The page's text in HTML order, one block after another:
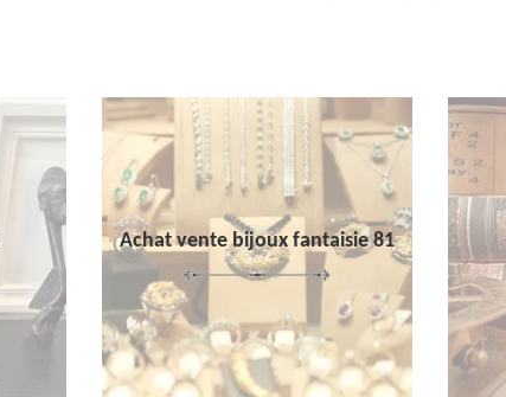
Achat vente bijoux fantaisie 81